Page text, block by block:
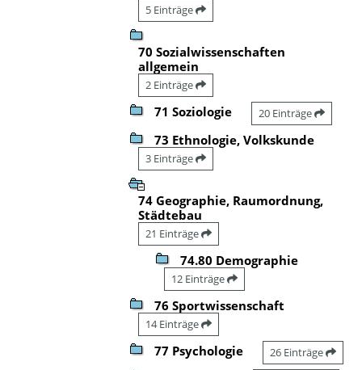
5 Einträge
70 Sozialwissenschaften
allgemein
2 Einträge
71 Soziologie 20 Einträge
73 Ethnologie, Volkskunde
3 Einträge
74 Geographie, Raumordnung,
Städtebau
21 Einträge
74.80 Demographie
12 Einträge
76 Sportwissenschaft
14 Einträge
77 Psychologie 26 Einträge